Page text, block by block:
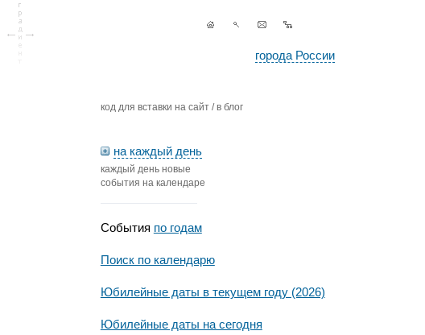
города России
код для вставки на сайт / в блог
на каждый день
каждый день новые
события на календаре
События по годам
Поиск по календарю
Юбилейные даты в текущем году (2026)
Юбилейные даты на сегодня